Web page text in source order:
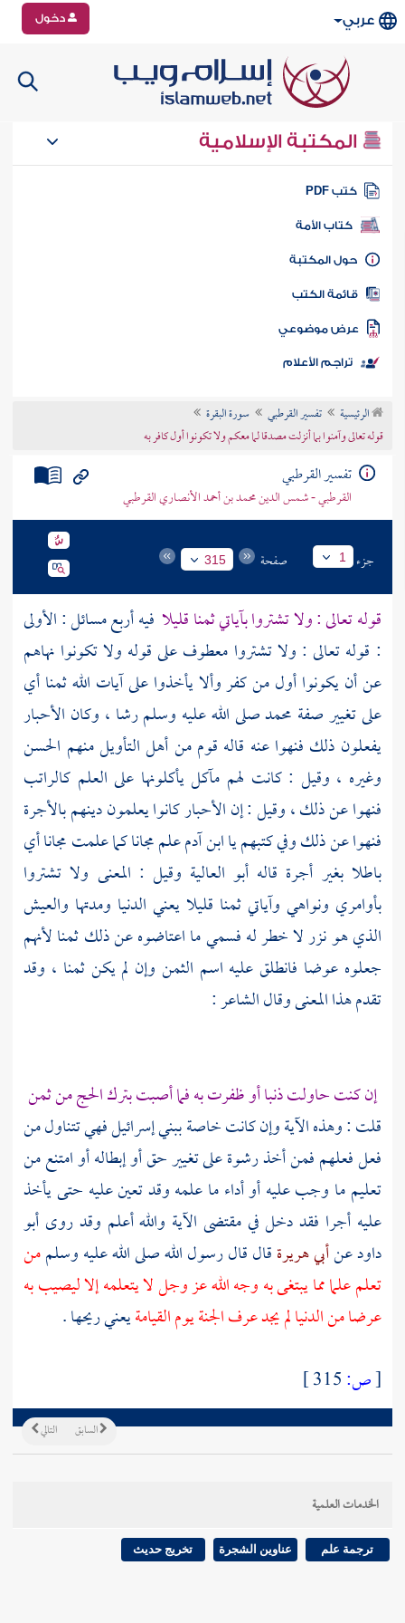
عربي دخول
المكتبة الإسلامية
كتب PDF
كتاب الأمة
المكتبة
الكتب
موضوعي
تراجم الأعلام
الرئيسية تفسير القرطبي
سورة البقرة
قوله تعالى وآمنوا بما أنزلت مصدقا لما معكم ولا تكونوا أول كافر به
تفسير القرطبي
القرطبي - شمس الدين محمد بن أحمد الأنصاري القرطبي
جزء 1 صفحة 315
قوله تعالى : ولا تشتروا بآياتي ثمنا قليلا فيه أربع مسائل : الأولى
: قوله تعالى : ولا تشتروا معطوف على قوله ولا تكونوا نهاهم
عن أن يكونوا أول من كفر وألا يأخذوا على آيات الله ثمنا أي
على تغيير صفة محمدصلى الله عليه وسلم رشا ، وكان الأحبار
يفعلون ذلك فنهوا عنه قاله قوم من أهل التأويل منهم الحسن
وغيره ، وقيل : كانت لهم مآكل يأكلونها على العلم كالراتب
فنهوا عن ذلك ، وقيل : إن الأحبار كانوا يعلمون دينهم بالأجرة
فنهوا عن ذلك وفي كتبهم يا ابن آدم علم مجانا كما علمت مجانا أي
باطلا بغير أجرة قاله أبو العالية وقيل : المعنى ولا تشتروا
بأوامري ونواهي وآياتي ثمنا قليلا يعني الدنيا ومدتها والعيش
الذي هو نزر لا خطر له فسمي ما اعتاضوه عن ذلك ثمنا لأنهم
جعلوه عوضا فانطلق عليه اسم الثمن وإن لم يكن ثمنا ، وقد
تقدم هذا المعنى وقال الشاعر :
إن كنت حاولت ذنبا أو ظفرت به فما أصبت بترك الحج من ثمن
قلت : وهذه الآية وإن كانت خاصةببني إسرائيلفهي تتناول من
فعل فعلهم فمن أخذ رشوة على تغيير حق أو إبطاله أو امتنع من
تعليم ما وجب عليه أو أداء ما علمه وقد تعين عليه حتى يأخذ
عليه أجرا فقد دخل في مقتضى الآية والله أعلم وقد روى أبو
داودعنأبي هريرةقال قال رسول الله صلى الله عليه وسلممن
تعلم علما مما يبتغى به وجه الله عز وجل لا يتعلمه إلا ليصيب به
عرضا من الدنيا لم يجد عرف الجنة يوم القيامةيعني ريحها .
[ص:
التالي السابق
الخدمات العلمية
ترجمة علم عناوين الشجرة تخريج حديث